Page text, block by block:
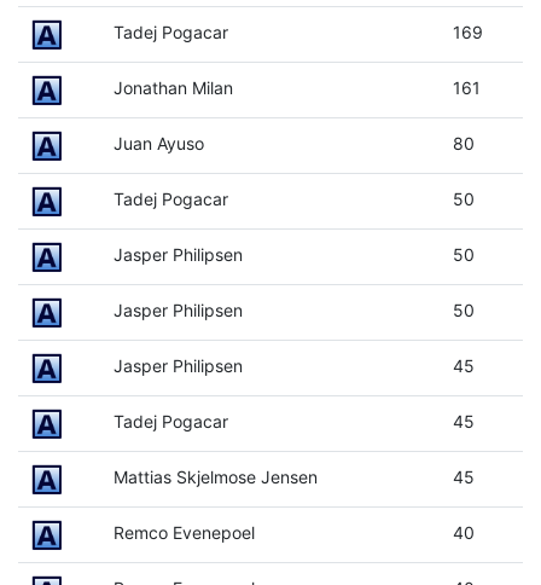
Tadej Pogacar 169
Jonathan Milan 161
Juan Ayuso 80
Tadej Pogacar 50
Jasper Philipsen 50
Jasper Philipsen 50
Jasper Philipsen 45
Tadej Pogacar 45
Mattias Skjelmose Jensen 45
Remco Evenepoel 40